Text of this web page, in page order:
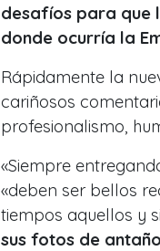
desafíos para que
donde ocurría la
Rápidamente la
cariñosos
profesionalismo,
«Siempre
«deben ser bellos
tiempos aquellos y
sus fotos de